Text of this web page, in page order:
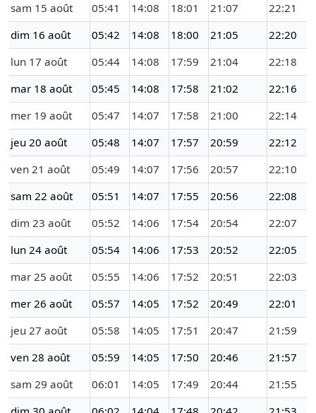
sam 15 août
05:41 14:08 18:01 21:07
22:21
dim 16 août
05:42 14:08 18:00 21:05
22:20
lun 17 août
05:44 14:08 17:59 21:04
22:18
mar 18 août
05:45 14:08 17:58 21:02
22:16
mer 19 août
05:47 14:07 17:58 21:00
22:14
jeu 20 août
05:48 14:07 17:57 20:59
22:12
ven 21 août
05:49 14:07 17:56 20:57
22:10
sam 22 août
05:51 14:07 17:55 20:56
22:08
dim 23 août
05:52 14:06 17:54 20:54
22:07
lun 24 août
05:54 14:06 17:53 20:52
22:05
mar 25 août
05:55 14:06 17:52 20:51
22:03
mer 26 août
05:57 14:05 17:52 20:49
22:01
jeu 27 août
05:58 14:05 17:51 20:47
21:59
ven 28 août
05:59 14:05 17:50 20:46
21:57
sam 29 août
06:01 14:05 17:49 20:44
21:55